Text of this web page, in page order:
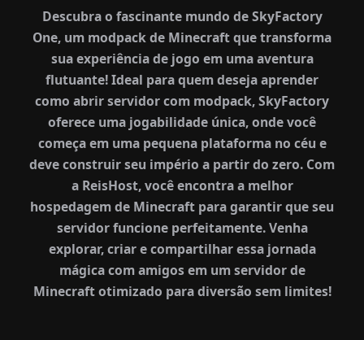
Descubra o fascinante mundo de SkyFactory
One, um modpack de Minecraft que transforma
sua experiência de jogo em uma aventura
flutuante! Ideal para quem deseja aprender
como abrir servidor com modpack, SkyFactory
oferece uma jogabilidade única, onde você
começa em uma pequena plataforma no céu e
deve construir seu império a partir do zero. Com
a ReisHost, você encontra a melhor
hospedagem de Minecraft para garantir que seu
servidor funcione perfeitamente. Venha
explorar, criar e compartilhar essa jornada
mágica com amigos em um servidor de
Minecraft otimizado para diversão sem limites!